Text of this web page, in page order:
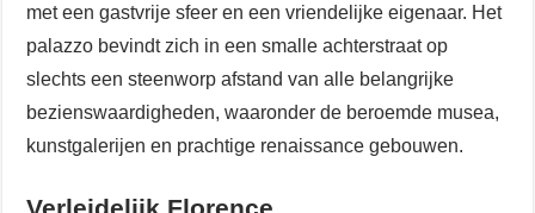
met een gastvrije sfeer en een vriendelijke eigenaar. Het
palazzo bevindt zich in een smalle achterstraat op
slechts een steenworp afstand van alle belangrijke
bezienswaardigheden, waaronder de beroemde musea,
kunstgalerijen en prachtige renaissance gebouwen.
Verleidelijk Florence